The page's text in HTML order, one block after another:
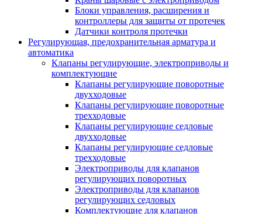
Блоки управления, расширения и
контроллеры для защиты от протечек
Датчики контроля протечки
Регулирующая, предохранительная арматура и
автоматика
Клапаны регулирующие, электроприводы и
комплектующие
Клапаны регулирующие поворотные
двухходовые
Клапаны регулирующие поворотные
трехходовые
Клапаны регулирующие седловые
двухходовые
Клапаны регулирующие седловые
трехходовые
Электроприводы для клапанов
регулирующих поворотных
Электроприводы для клапанов
регулирующих седловых
Комплектующие для клапанов